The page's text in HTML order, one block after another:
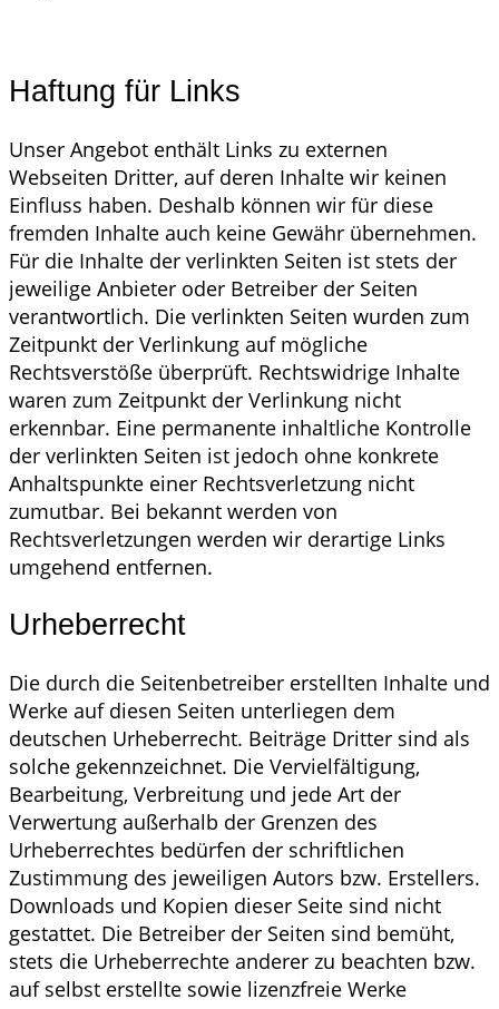
Haftung für Links
Unser Angebot enthält Links zu externen
Webseiten Dritter, auf deren Inhalte wir keinen
Einfluss haben. Deshalb können wir für diese
fremden Inhalte auch keine Gewähr übernehmen.
Für die Inhalte der verlinkten Seiten ist stets der
jeweilige Anbieter oder Betreiber der Seiten
verantwortlich. Die verlinkten Seiten wurden zum
Zeitpunkt der Verlinkung auf mögliche
Rechtsverstöße überprüft. Rechtswidrige Inhalte
waren zum Zeitpunkt der Verlinkung nicht
erkennbar. Eine permanente inhaltliche Kontrolle
der verlinkten Seiten ist jedoch ohne konkrete
Anhaltspunkte einer Rechtsverletzung nicht
zumutbar. Bei bekannt werden von
Rechtsverletzungen werden wir derartige Links
umgehend entfernen.
Urheberrecht
Die durch die Seitenbetreiber erstellten Inhalte und
Werke auf diesen Seiten unterliegen dem
deutschen Urheberrecht. Beiträge Dritter sind als
solche gekennzeichnet. Die Vervielfältigung,
Bearbeitung, Verbreitung und jede Art der
Verwertung außerhalb der Grenzen des
Urheberrechtes bedürfen der schriftlichen
Zustimmung des jeweiligen Autors bzw. Erstellers.
Downloads und Kopien dieser Seite sind nicht
gestattet. Die Betreiber der Seiten sind bemüht,
stets die Urheberrechte anderer zu beachten bzw.
auf selbst erstellte sowie lizenzfreie Werke